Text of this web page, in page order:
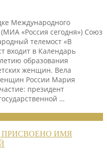
Международного
«Россия сегодня») Союз
телемост «В
входит в Календарь
образования
женщин. Вела
России Мария
президент
…
ПРИСВОЕНО ИМЯ